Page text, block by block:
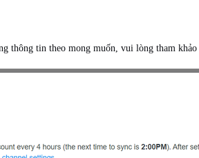
thông tin theo mong muốn, vui lòng tham khảo